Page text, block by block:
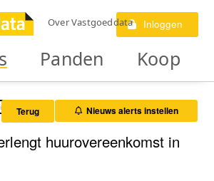
Over Vastgoeddata Inloggen
Panden Koop
Terug Nieuws alerts instellen
huurovereenkomst in